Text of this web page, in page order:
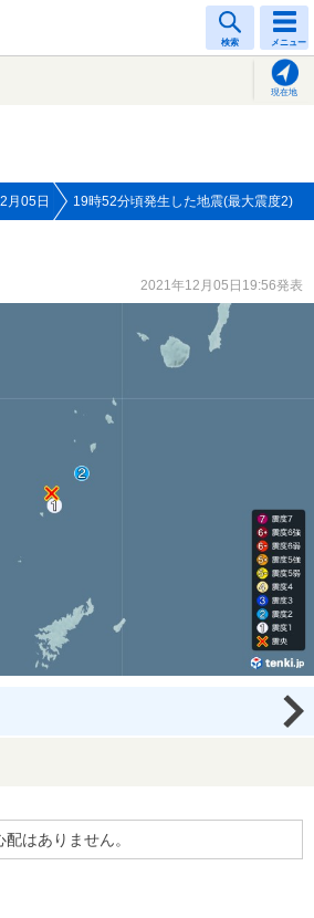
検索 メニュー
現在地
月05日 19時52分頃発生した地震(最大震度2)
2021年12月05日19:56発表
はありません。